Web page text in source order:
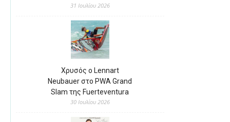
31 Ιουλίου 2026
Χρυσός ο Lennart
Neubauer στο PWA Grand
Slam της Fuerteventura
30 Ιουλίου 2026